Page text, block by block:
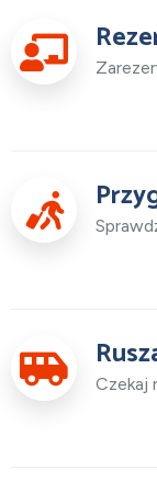
Czekaj